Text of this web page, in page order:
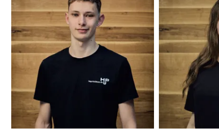
Leon Kraut Philipp Zaglauer